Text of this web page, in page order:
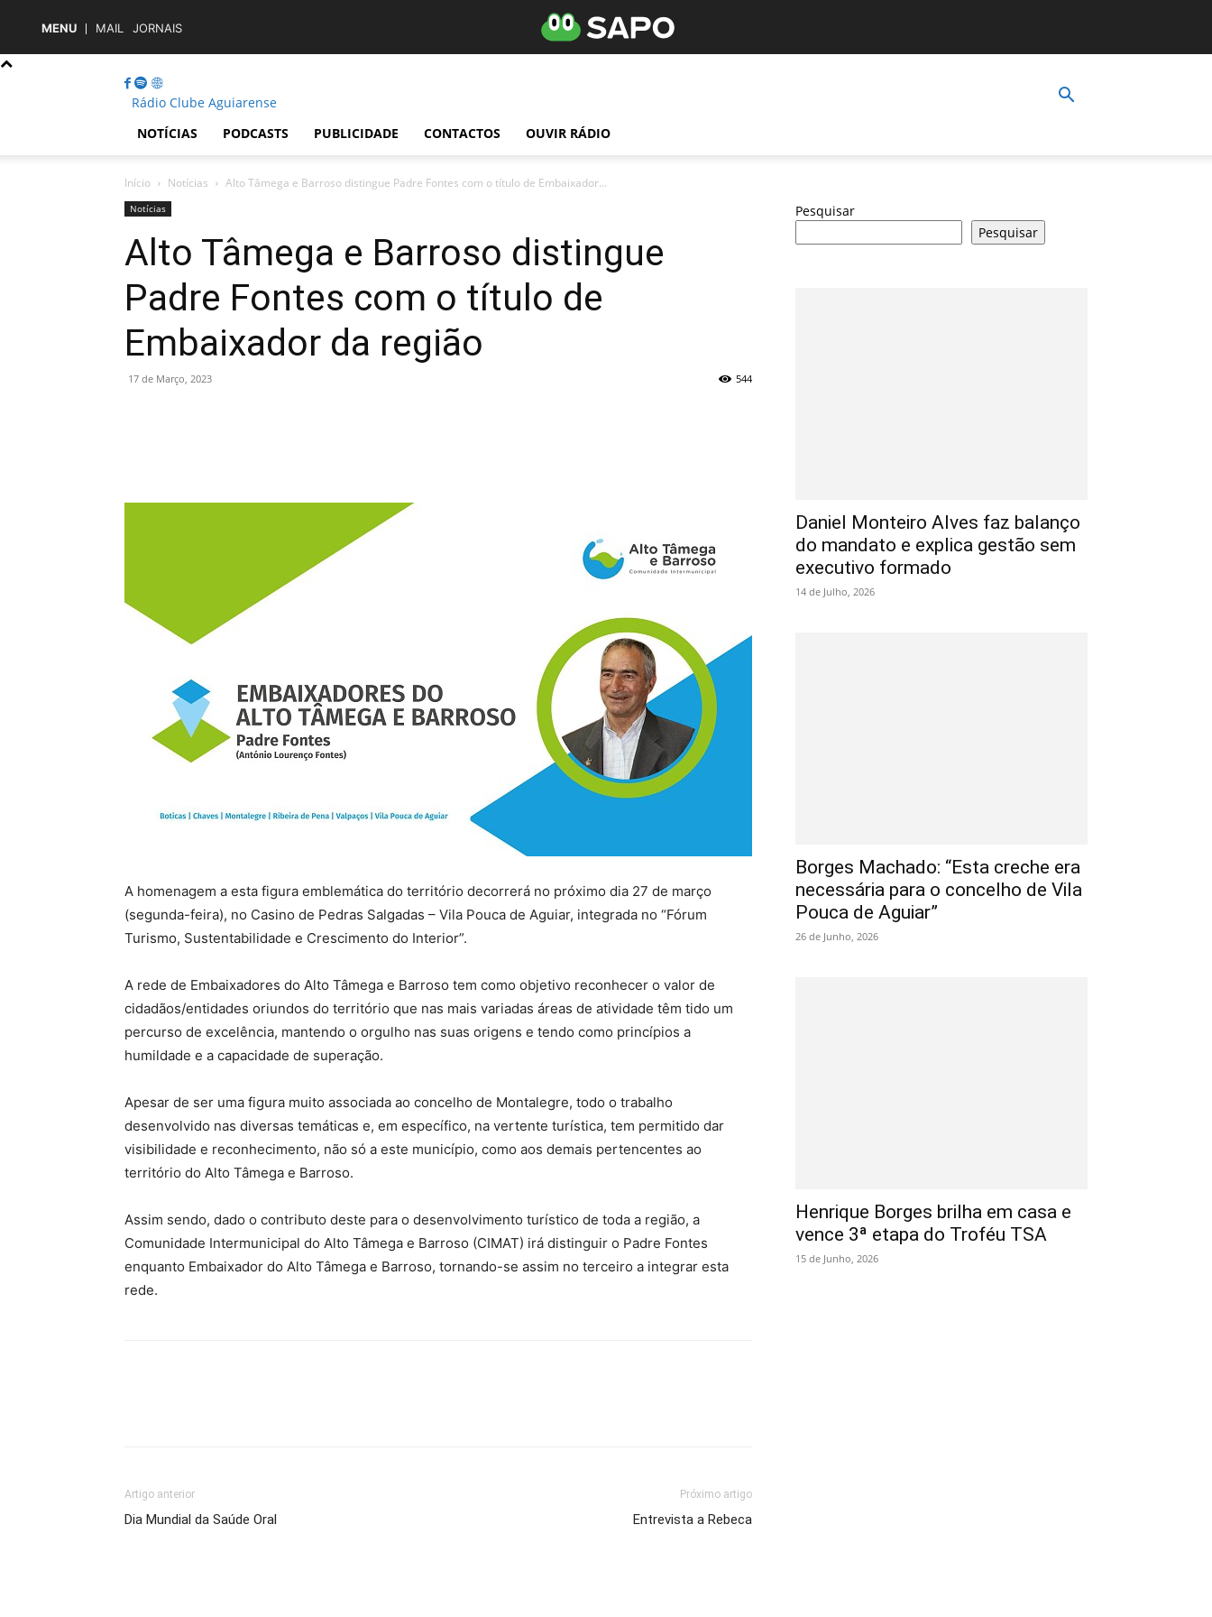
MENU MAIL JORNAIS
Rádio Clube Aguiarense
NOTÍCIAS
PODCASTS PUBLICIDADE CONTACTOS OUVIR RÁDIO
Início Notícias Alto Tâmega e Barroso distingue Padre Fontes com o título de Embaixador...
Notícias
Alto Tâmega e Barroso distingue
Padre Fontes com o título de
Embaixador da região
17 de Março, 2023 544
A homenagem a esta figura emblemática do território decorrerá no próximo dia 27 de março
(segunda-feira), no Casino de Pedras Salgadas – Vila Pouca de Aguiar, integrada no “Fórum
Turismo, Sustentabilidade e Crescimento do Interior”.
A rede de Embaixadores do Alto Tâmega e Barroso tem como objetivo reconhecer o valor de
cidadãos/entidades oriundos do território que nas mais variadas áreas de atividade têm tido um
percurso de excelência, mantendo o orgulho nas suas origens e tendo como princípios a
humildade e a capacidade de superação.
Apesar de ser uma figura muito associada ao concelho de Montalegre, todo o trabalho
desenvolvido nas diversas temáticas e, em específico, na vertente turística, tem permitido dar
visibilidade e reconhecimento, não só a este município, como aos demais pertencentes ao
território do Alto Tâmega e Barroso.
Assim sendo, dado o contributo deste para o desenvolvimento turístico de toda a região, a
Comunidade Intermunicipal do Alto Tâmega e Barroso (CIMAT) irá distinguir o Padre Fontes
enquanto Embaixador do Alto Tâmega e Barroso, tornando-se assim no terceiro a integrar esta
rede.
Artigo anterior
Dia Mundial da Saúde Oral
Próximo artigo
Entrevista a Rebeca
Pesquisar
Pesquisar
Daniel Monteiro Alves faz balanço
do mandato e explica gestão sem
executivo formado
14 de Julho, 2026
Borges Machado: “Esta creche era
necessária para o concelho de Vila
Pouca de Aguiar”
26 de Junho, 2026
Henrique Borges brilha em casa e
vence 3ª etapa do Troféu TSA
15 de Junho, 2026